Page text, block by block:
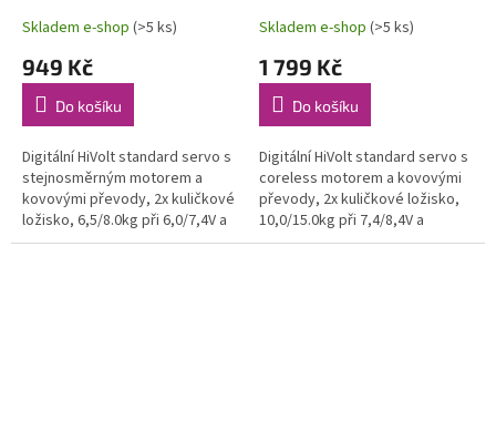
Skladem e-shop (>5 ks)
949 Kč
Do košíku
Digitální HiVolt standard servo s
stejnosměrným motorem a
kovovými převody, 2x kuličkové
ložisko, 6,5/8.0kg při 6,0/7,4V a
0,16/0,13s na 6,0/7,4V, váha
Skladem e-shop (>5 ks)
1 799 Kč
Do košíku
Digitální HiVolt standard servo s
coreless motorem a kovovými
převody, 2x kuličkové ložisko,
10,0/15.0kg při 7,4/8,4V a
0,05/0,045s na 7,4/8,4V, váha